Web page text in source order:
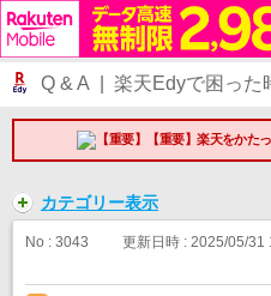
Q & A | 楽天Edyで困った
【重要】楽天をかた
カテゴリー表示
No : 3043 更新日時 : 2025/05/31